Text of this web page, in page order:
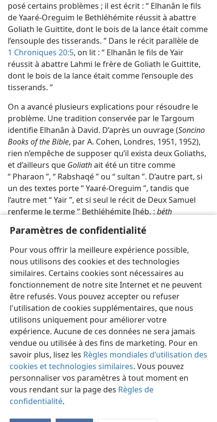
Paramètres de confidentialité
Pour vous offrir la meilleure expérience possible,
nous utilisons des cookies et des technologies
similaires. Certains cookies sont nécessaires au
fonctionnement de notre site Internet et ne peuvent
être refusés. Vous pouvez accepter ou refuser
l'utilisation de cookies supplémentaires, que nous
utilisons uniquement pour améliorer votre
expérience. Aucune de ces données ne sera jamais
vendue ou utilisée à des fins de marketing. Pour en
savoir plus, lisez les Règles mondiales d’utilisation des
cookies et technologies similaires. Vous pouvez
personnaliser vos paramètres à tout moment en
vous rendant sur la page des Règles de
confidentialité.
posé certains problèmes ; il est écrit : “ Elhanân le fils
de Yaaré-Oreguim le Bethléhémite réussit à abattre
Goliath le Guittite, dont le bois de la lance était comme
l’ensouple des tisserands. ” Dans le récit parallèle de
1 Chroniques 20:5, on lit : “ Elhanân le fils de Yaïr
réussit à abattre Lahmi le frère de Goliath le Guittite,
dont le bois de la lance était comme l’ensouple des
tisserands. ”
On a avancé plusieurs explications pour résoudre le
problème. Une tradition conservée par le Targoum
identifie Elhanân à David. D’après un ouvrage (Soncino
Books of the Bible, par A. Cohen, Londres, 1951, 1952),
rien n’empêche de supposer qu’il exista deux Goliaths,
et d’ailleurs que Goliathait été un titre comme
“ Pharaon ”, “ Rabshaqé ” ou “ sultan ”. D’autre part, si
un des textes porte “ Yaaré-Oreguim ”, tandis que
l’autre met “ Yaïr ”, et si seul le récit de Deux Samuel
renferme le terme “ Bethléhémite [héb. :béth
contient le nom “ Lahmi [ʼèth-Laḥmi] ”, la majorité des
commentateurs pensent que c’est le résultat d’une
erreur de copiste. — VoirL AHMI;Y AARÉ-OREGUIM
Français Partager Préférences
Copyright © 2026 Watch Tower Bible and Tract Society of Pennsylvania
Conditions d’utilisation
Règles de confidentialité
Paramètres de confidentialité
JW.ORG Se connecter